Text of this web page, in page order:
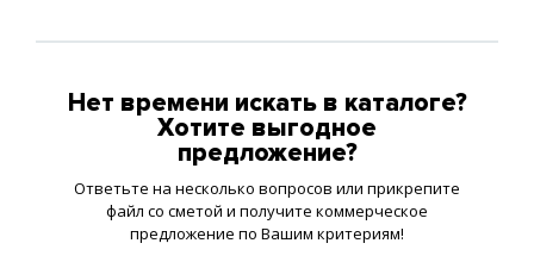
Нет времени искать в каталоге?
Хотите выгодное
предложение?
Ответьте на несколько вопросов или прикрепите
файл со сметой и получите коммерческое
предложение по Вашим критериям!